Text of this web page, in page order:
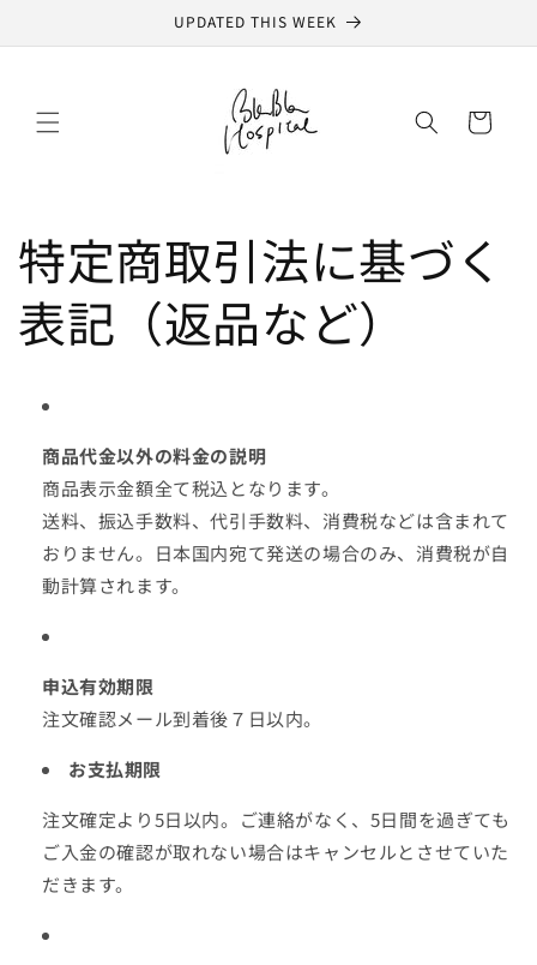
UPDATED THIS WEEK
Cart
特定商取引法に基づく
表記（返品など）
商品代金以外の料金の説明
商品表示金額全て税込となります。
送料、振込手数料、代引手数料、消費税などは含まれて
おりません。日本国内宛て発送の場合のみ、消費税が自
動計算されます。
申込有効期限
注文確認メール到着後７日以内。
お支払期限
注文確定より5日以内。ご連絡がなく、5日間を過ぎても
ご入金の確認が取れない場合はキャンセルとさせていた
だきます。